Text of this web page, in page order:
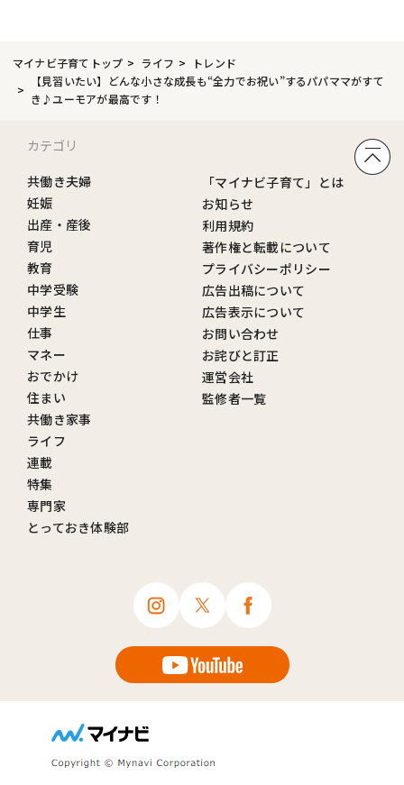
マイナビ子育てトップ ライフ
トレンド
【見習いたい】どんな小さな成長も“全力でお祝い”するパパママがすて
き♪ユーモアが最高です！
カテゴリ
共働き夫婦
妊娠
出産・産後
育児
教育
中学受験
中学生
仕事
マネー
おでかけ
住まい
共働き家事
ライフ
連載
特集
専門家
とっておき体験部
「マイナビ子育て」とは
お知らせ
利用規約
著作権と転載について
プライバシーポリシー
広告出稿について
広告表示について
お問い合わせ
お詫びと訂正
運営会社
監修者一覧